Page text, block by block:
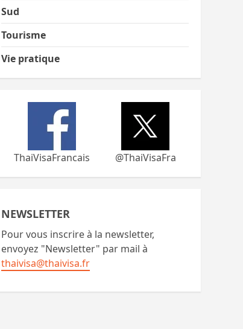
Sud
Tourisme
Vie pratique
ThaiVisaFrancais @ThaiVisaFra
NEWSLETTER
Pour vous inscrire à la newsletter,
envoyez "Newsletter" par mail à
thaivisa@thaivisa.fr